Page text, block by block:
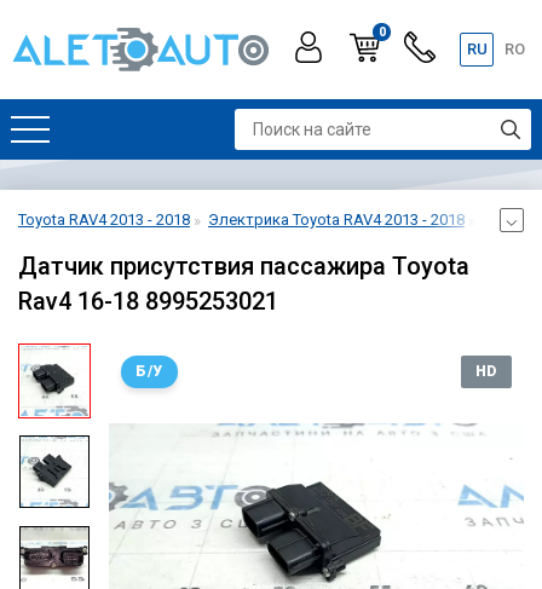
0
RU RO
Toyota RAV4 2013 - 2018 Электрика Toyota RAV4 2013 - 2018
Датчик присутствия пассажира Toyota
Rav4 16-18 8995253021
Б/У HD